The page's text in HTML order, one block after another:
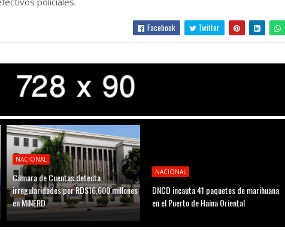
Facebook Twitter
NACIONAL
Cámara de Cuentas detecta
irregularidades por RD$16,600 millones
en MINERD
NACIONAL
DNCD incauta 41 paquetes de marihuana
en el Puerto de Haina Oriental